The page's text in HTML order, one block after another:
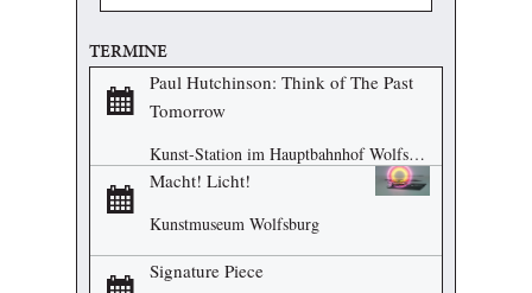
TERMINE
Paul Hutchinson: Think of The Past
Tomorrow
Kunst-Station im Hauptbahnhof Wolfsburg
Macht! Licht!
Kunstmuseum Wolfsburg
Signature Piece